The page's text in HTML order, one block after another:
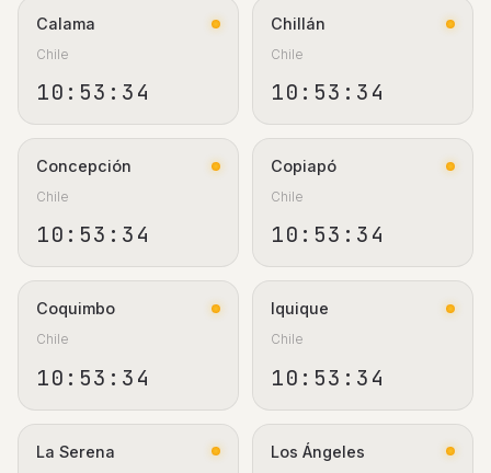
Calama
Chile
10:53:34
Chillán
Chile
10:53:34
Concepción
Chile
10:53:34
Copiapó
Chile
10:53:34
Coquimbo
Chile
10:53:34
Iquique
Chile
10:53:34
La Serena Los Ángeles